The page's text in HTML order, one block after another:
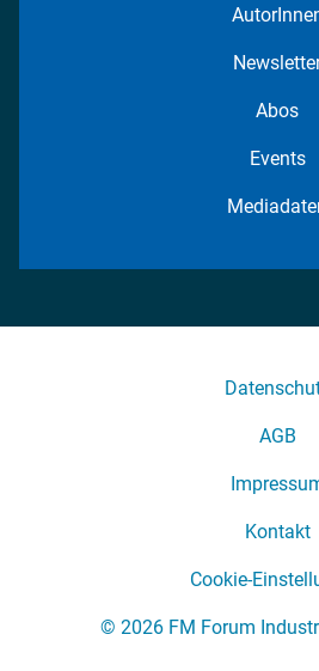
Abos
Events
AGB
Kontakt
Cookie-
© 2026 FM Forum